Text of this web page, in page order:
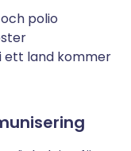
polio
ett land kommer